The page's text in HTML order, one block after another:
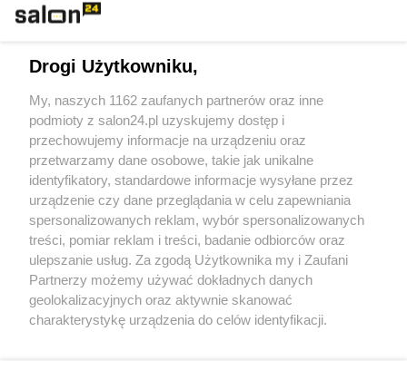
Sport
Społeczeństwo
Kultura
X Facebook Instagram Youtube
Drogi Użytkowniku,
My, naszych 1162 zaufanych partnerów oraz inne
podmioty z salon24.pl uzyskujemy dostęp i
przechowujemy informacje na urządzeniu oraz
przetwarzamy dane osobowe, takie jak unikalne
identyfikatory, standardowe informacje wysyłane przez
urządzenie czy dane przeglądania w celu zapewniania
spersonalizowanych reklam, wybór spersonalizowanych
treści, pomiar reklam i treści, badanie odbiorców oraz
ulepszanie usług. Za zgodą Użytkownika my i Zaufani
Partnerzy możemy używać dokładnych danych
geolokalizacyjnych oraz aktywnie skanować
charakterystykę urządzenia do celów identyfikacji.